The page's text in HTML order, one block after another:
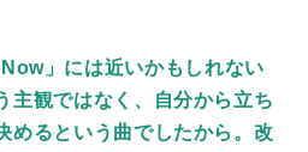
」には近いかもしれない
主観ではなく、自分から立ち
めるという曲でしたから。改